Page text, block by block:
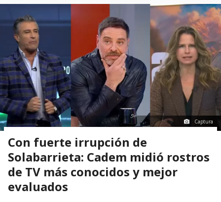
Captura
Con fuerte irrupción de
Solabarrieta: Cadem midió rostros
de TV más conocidos y mejor
evaluados